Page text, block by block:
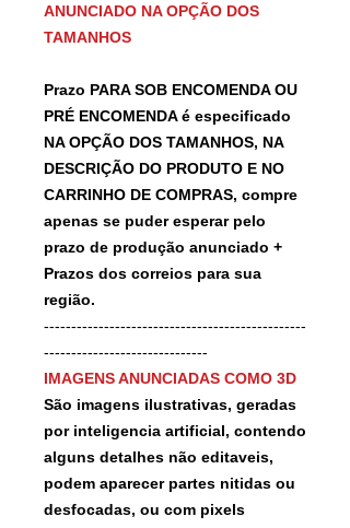
ANUNCIADO NA OPÇÃO DOS
TAMANHOS
Prazo PARA SOB ENCOMENDA OU
PRÉ ENCOMENDA é especificado
NA OPÇÃO DOS TAMANHOS, NA
DESCRIÇÃO DO PRODUTO E NO
CARRINHO DE COMPRAS, compre
apenas se puder esperar pelo
prazo de produção anunciado +
Prazos dos correios para sua
região.
------------------------------------------------
------------------------------
IMAGENS ANUNCIADAS COMO 3D
São imagens ilustrativas, geradas
por inteligencia artificial, contendo
alguns detalhes não editaveis,
podem aparecer partes nitidas ou
desfocadas, ou com pixels